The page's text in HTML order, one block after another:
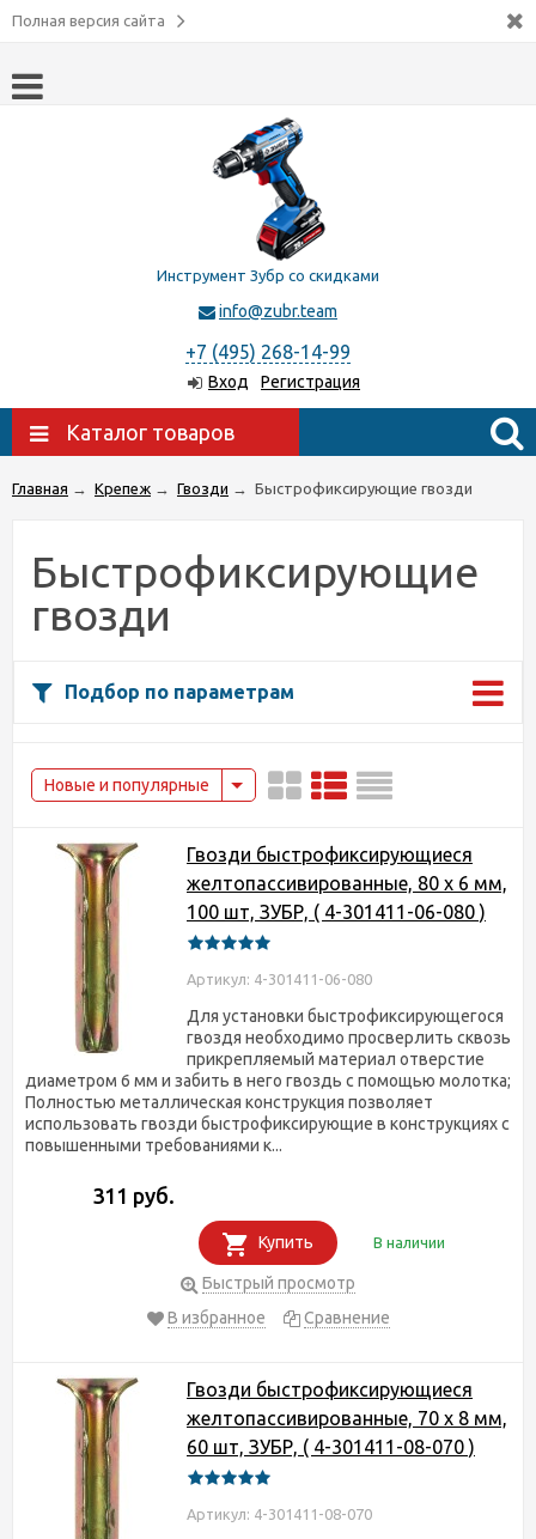
Полная версия сайта
Инструмент Зубр со скидками
info@zubr.team
+7 (495) 268-14-99
Вход Регистрация
Каталог товаров
Главная → Крепеж → Гвозди → Быстрофиксирующие гвозди
Быстрофиксирующие
гвозди
Подбор по параметрам
Новые и популярные
Гвозди быстрофиксирующиеся
желтопассивированные, 80 х 6 мм,
100 шт, ЗУБР, ( 4-301411-06-080 )
Артикул: 4-301411-06-080
Для установки быстрофиксирующегося
гвоздя необходимо просверлить сквозь
прикрепляемый материал отверстие
диаметром 6 мм и забить в него гвоздь с помощью молотка;
Полностью металлическая конструкция позволяет
использовать гвозди быстрофиксирующие в конструкциях с
повышенными требованиями к...
311 руб.
Купить В наличии
Быстрый просмотр
В избранное
Сравнение
Гвозди быстрофиксирующиеся
желтопассивированные, 70 х 8 мм,
60 шт, ЗУБР, ( 4-301411-08-070 )
Артикул: 4-301411-08-070